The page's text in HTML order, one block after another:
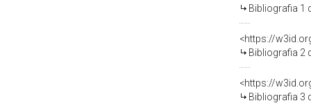
Bibliografia 1
<https://
Bibliografia 2
<https://
Bibliografia 3